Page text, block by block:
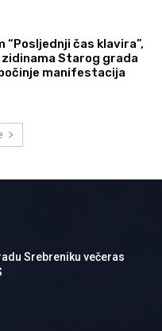
“Posljednji čas klavira”,
zidinama Starog grada
manifestacija
Srebreniku večeras